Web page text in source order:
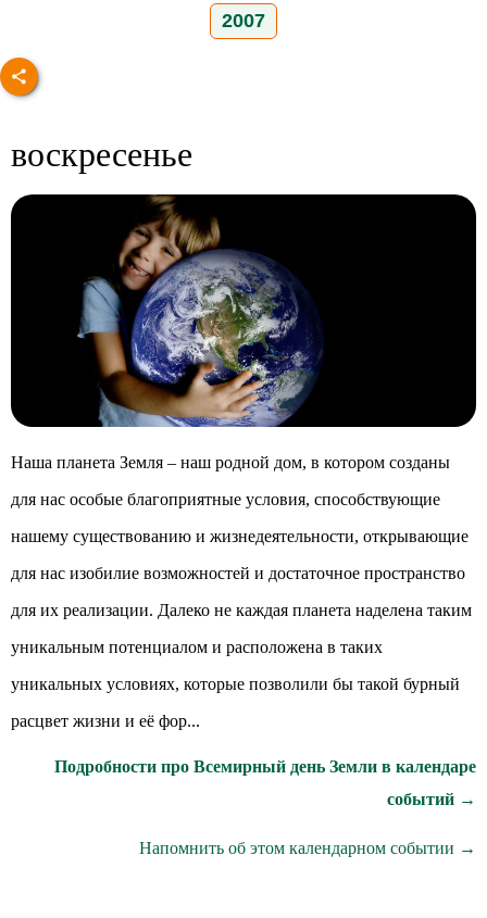
2007
воскресенье
Наша планета Земля – наш родной дом, в котором созданы
для нас особые благоприятные условия, способствующие
нашему существованию и жизнедеятельности, открывающие
для нас изобилие возможностей и достаточное пространство
для их реализации. Далеко не каждая планета наделена таким
уникальным потенциалом и расположена в таких
уникальных условиях, которые позволили бы такой бурный
расцвет жизни и её фор...
Подробности про Всемирный день Земли в календаре
событий →
Напомнить об этом календарном событии →